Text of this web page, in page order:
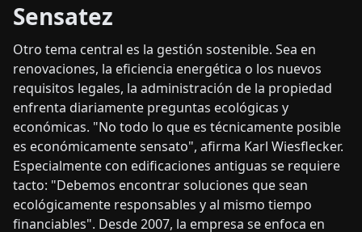
Sensatez
Otro tema central es la gestión sostenible. Sea en
renovaciones, la eficiencia energética o los nuevos
requisitos legales, la administración de la propiedad
enfrenta diariamente preguntas ecológicas y
económicas. "No todo lo que es técnicamente posible
es económicamente sensato", afirma Karl Wiesflecker.
Especialmente con edificaciones antiguas se requiere
tacto: "Debemos encontrar soluciones que sean
ecológicamente responsables y al mismo tiempo
financiables". Desde 2007, la empresa se enfoca en